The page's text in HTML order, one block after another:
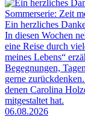
Sommerserie: Zeit
Ein herzliches
In diesen Wochen
eine Reise durch
meines Lebens“
Begegnungen,
gerne
denen Carolina
mitgestaltet hat.
06.08.2026